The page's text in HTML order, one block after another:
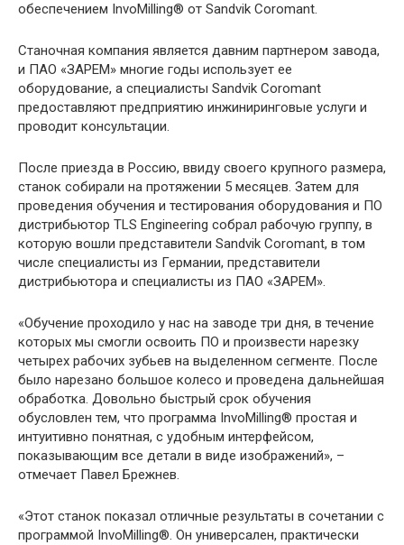
обеспечением InvoMilling® от Sandvik Coromant.
Станочная компания является давним партнером завода,
и ПАО «ЗАРЕМ» многие годы использует ее
оборудование, а специалисты Sandvik Coromant
предоставляют предприятию инжиниринговые услуги и
проводит консультации.
После приезда в Россию, ввиду своего крупного размера,
станок собирали на протяжении 5 месяцев. Затем для
проведения обучения и тестирования оборудования и ПО
дистрибьютор TLS Engineering собрал рабочую группу, в
которую вошли представители Sandvik Coromant, в том
числе специалисты из Германии, представители
дистрибьютора и специалисты из ПАО «ЗАРЕМ».
«Обучение проходило у нас на заводе три дня, в течение
которых мы смогли освоить ПО и произвести нарезку
четырех рабочих зубьев на выделенном сегменте. После
было нарезано большое колесо и проведена дальнейшая
обработка. Довольно быстрый срок обучения
обусловлен тем, что программа InvoMilling® простая и
интуитивно понятная, с удобным интерфейсом,
показывающим все детали в виде изображений», –
отмечает Павел Брежнев.
«Этот станок показал отличные результаты в сочетании с
программой InvoMilling®. Он универсален, практически